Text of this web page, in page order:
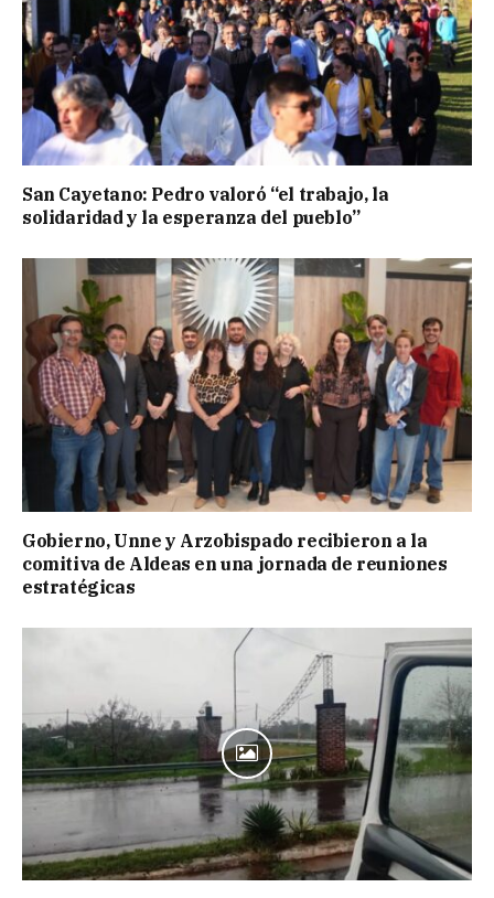
San Cayetano: Pedro valoró “el trabajo, la
solidaridad y la esperanza del pueblo”
Gobierno, Unne y Arzobispado recibieron a la
comitiva de Aldeas en una jornada de reuniones
estratégicas